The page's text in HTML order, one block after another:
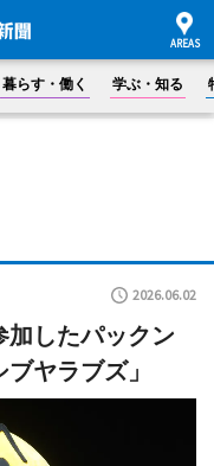
暮らす・働く 学ぶ・知る
2026.06.02
加したパックン
ヤラブズ」